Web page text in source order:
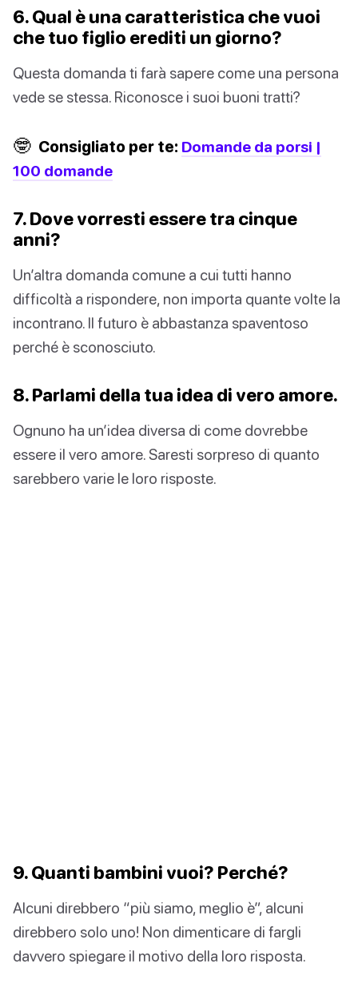
6. Qual è una caratteristica che vuoi
che tuo figlio erediti un giorno?
Questa domanda ti farà sapere come una persona
vede se stessa. Riconosce i suoi buoni tratti?
🤓 Consigliato per te: Domande da porsi |
100 domande
7. Dove vorresti essere tra cinque
anni?
Un’altra domanda comune a cui tutti hanno
difficoltà a rispondere, non importa quante volte la
incontrano. Il futuro è abbastanza spaventoso
perché è sconosciuto.
8. Parlami della tua idea di vero amore.
Ognuno ha un’idea diversa di come dovrebbe
essere il vero amore. Saresti sorpreso di quanto
sarebbero varie le loro risposte.
9. Quanti bambini vuoi? Perché?
Alcuni direbbero “più siamo, meglio è”, alcuni
direbbero solo uno! Non dimenticare di fargli
davvero spiegare il motivo della loro risposta.